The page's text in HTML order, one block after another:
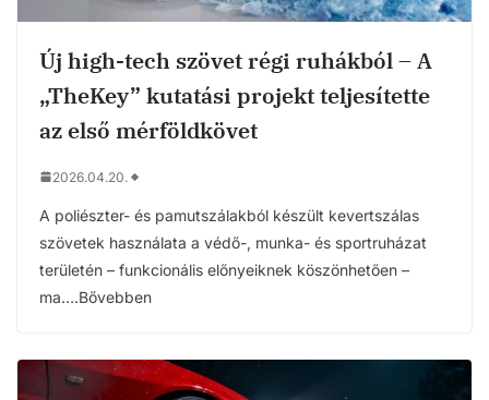
Új high-tech szövet régi ruhákból – A
„TheKey” kutatási projekt teljesítette
az első mérföldkövet
2026.04.20.
A poliészter- és pamutszálakból készült kevertszálas
szövetek használata a védő-, munka- és sportruházat
területén – funkcionális előnyeiknek köszönhetően –
ma….Bővebben